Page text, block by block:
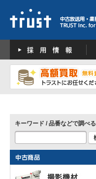
キーワード / 品番などで調べる